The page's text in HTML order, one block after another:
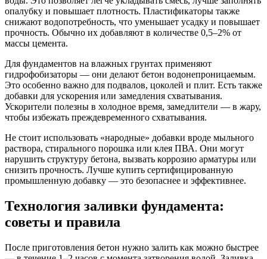
опалубку и повышает плотность. Пластификаторы также
снижают водопотребность, что уменьшает усадку и повышает
прочность. Обычно их добавляют в количестве 0,5–2% от
массы цемента.
Для фундаментов на влажных грунтах применяют
гидрофобизаторы — они делают бетон водонепроницаемым.
Это особенно важно для подвалов, цоколей и плит. Есть также
добавки для ускорения или замедления схватывания.
Ускорители полезны в холодное время, замедлители — в жару,
чтобы избежать преждевременного схватывания.
Не стоит использовать «народные» добавки вроде мыльного
раствора, стирального порошка или клея ПВА. Они могут
нарушить структуру бетона, вызвать коррозию арматуры или
снизить прочность. Лучше купить сертифицированную
промышленную добавку — это безопаснее и эффективнее.
Технология заливки фундамента:
советы и правила
После приготовления бетон нужно залить как можно быстрее